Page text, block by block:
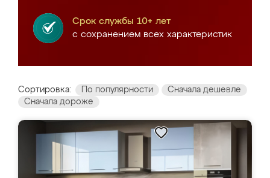
Срок службы 10+ лет
с сохранением всех характеристик
Сортировка: По популярности
Сначала дешевле
Сначала дороже